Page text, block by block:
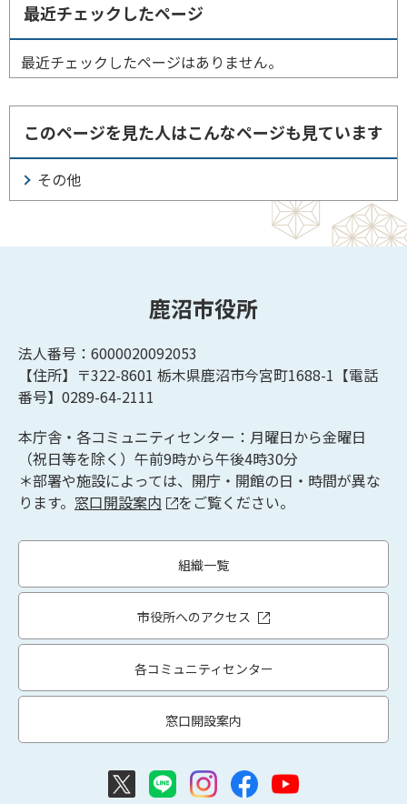
最近チェックしたページ
最近チェックしたページはありません。
このページを見た人はこんなページも見ています
その他
鹿沼市役所
法人番号：6000020092053
【住所】〒322-8601 栃木県鹿沼市今宮町1688-1【電話
番号】0289-64-2111
本庁舎・各コミュニティセンター：月曜日から金曜日
（祝日等を除く）午前9時から午後4時30分
＊部署や施設によっては、開庁・開館の日・時間が異な
ります。 窓口開設案内 をご覧ください。
組織一覧
市役所へのアクセス
各コミュニティセンター
窓口開設案内